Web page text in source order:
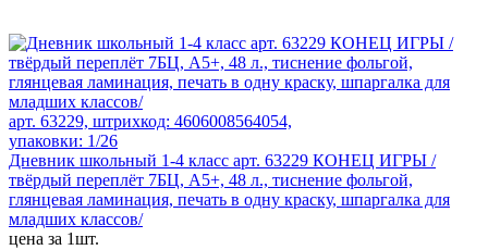
арт. 63229, штрихкод: 4606008564054,
упаковки: 1/26
Дневник школьный 1-4 класс арт. 63229 КОНЕЦ ИГРЫ /
твёрдый переплёт 7БЦ, А5+, 48 л., тиснение фольгой,
глянцевая ламинация, печать в одну краску, шпаргалка для
младших классов/
цена за 1шт.